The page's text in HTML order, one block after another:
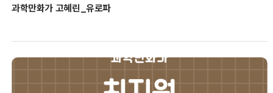
과학만화가 고혜린_유로파